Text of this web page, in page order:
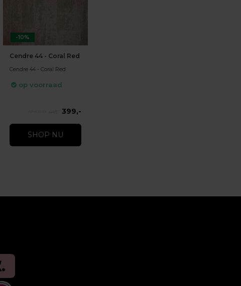
-10%
Cendre 44 - Coral Red
Cendre 44 - Coral Red
op voorraad
399,-
SHOP NU